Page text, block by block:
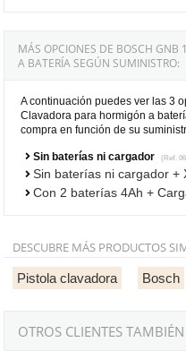
MÁS OPCIONES DE BOSCH GNB
A BATERÍA SEGÚN SUMINISTRO:
A continuación puedes ver las 3
Clavadora para hormigón a
compra en función de su
Sin baterías ni cargador (Ref.
Sin baterías ni cargador +
Con 2 baterías 4Ah +
DESCUBRE MÁS PRODUCTOS
Pistola clavadora Bosch
OTROS CLIENTES